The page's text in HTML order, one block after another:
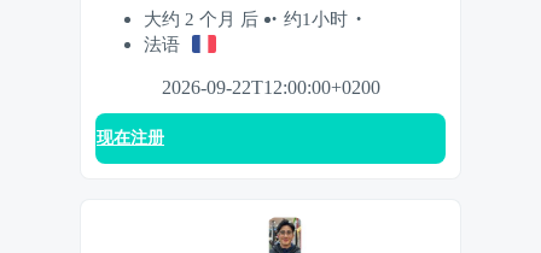
大约 2 个月 后
约1小时
法语
2026-09-22T12:00:00+0200
现在注册